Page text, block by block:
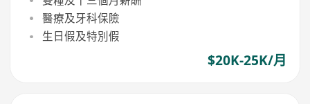
醫療及牙科保險
生日假及特別假
$20K-25K/月